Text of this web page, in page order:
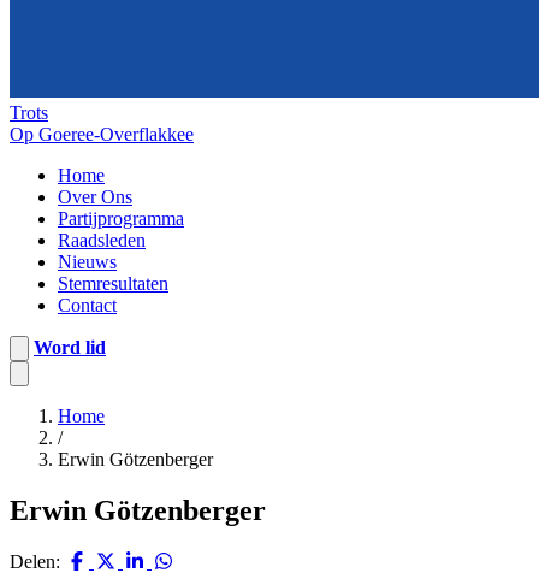
Trots
Op Goeree-Overflakkee
Home
Over Ons
Partijprogramma
Raadsleden
Nieuws
Stemresultaten
Contact
Word lid
Home
/
Erwin Götzenberger
Erwin Götzenberger
Delen: